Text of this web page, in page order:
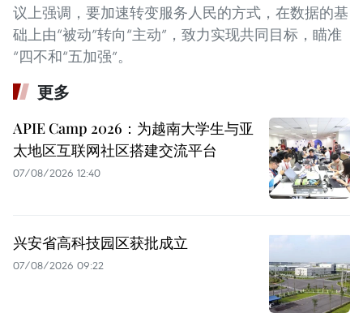
议上强调，要加速转变服务人民的方式，在数据的基
础上由“被动”转向“主动”，致力实现共同目标，瞄准
“四不和“五加强”。
更多
APIE Camp 2026：为越南大学生与亚
太地区互联网社区搭建交流平台
07/08/2026 12:40
兴安省高科技园区获批成立
07/08/2026 09:22